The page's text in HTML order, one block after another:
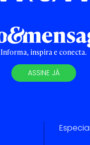
Informa, inspira e conecta.
ASSINE JÁ